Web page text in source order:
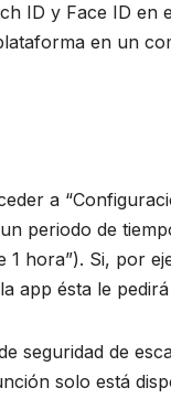
ID y Face ID en
en un
a
periodo de
1 hora”). Si, por
app ésta le
seguridad de
solo está